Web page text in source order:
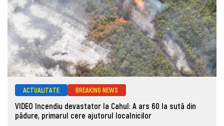
ACTUALITATE BREAKING NEWS
VIDEO Incendiu devastator la Cahul: A ars 60 la sută din
pădure, primarul cere ajutorul localnicilor